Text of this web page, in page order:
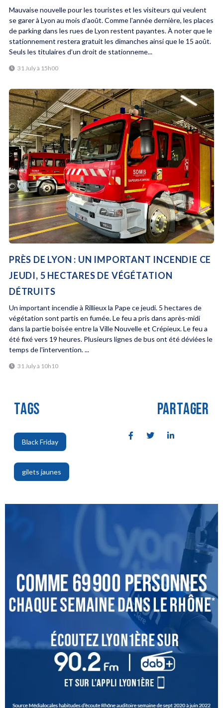
Mauvaise nouvelle pour les touristes et les visiteurs qui veulent
se garer à Lyon au mois d'août. Comme l'année dernière, les places
de parking dans les rues de Lyon restent payantes. À noter que le
stationnement restera gratuit les dimanches ainsi que le 15 août.
Seuls les titulaires d’un droit de stationneme...
31 July à 15h00
PRÈS DE LYON : UN IMPORTANT INCENDIE CE
JEUDI, 5 HECTARES DE VÉGÉTATION
DÉTRUITS
Un important incendie à Rillieux la Pape ce jeudi. 5 hectares de
végétation sont partis en fumée. Le feu a pris dans après-midi
dans la partie boisée entre la Ville Nouvelle et Crépieux. Le feu a
été fixé vers 19 heures. Plusieurs lignes de bus ont été déviées le
temps de l'intervention. ...
31 July à 10h10
TAGS
Black Friday
,
gilets jaunes
PARTAGER